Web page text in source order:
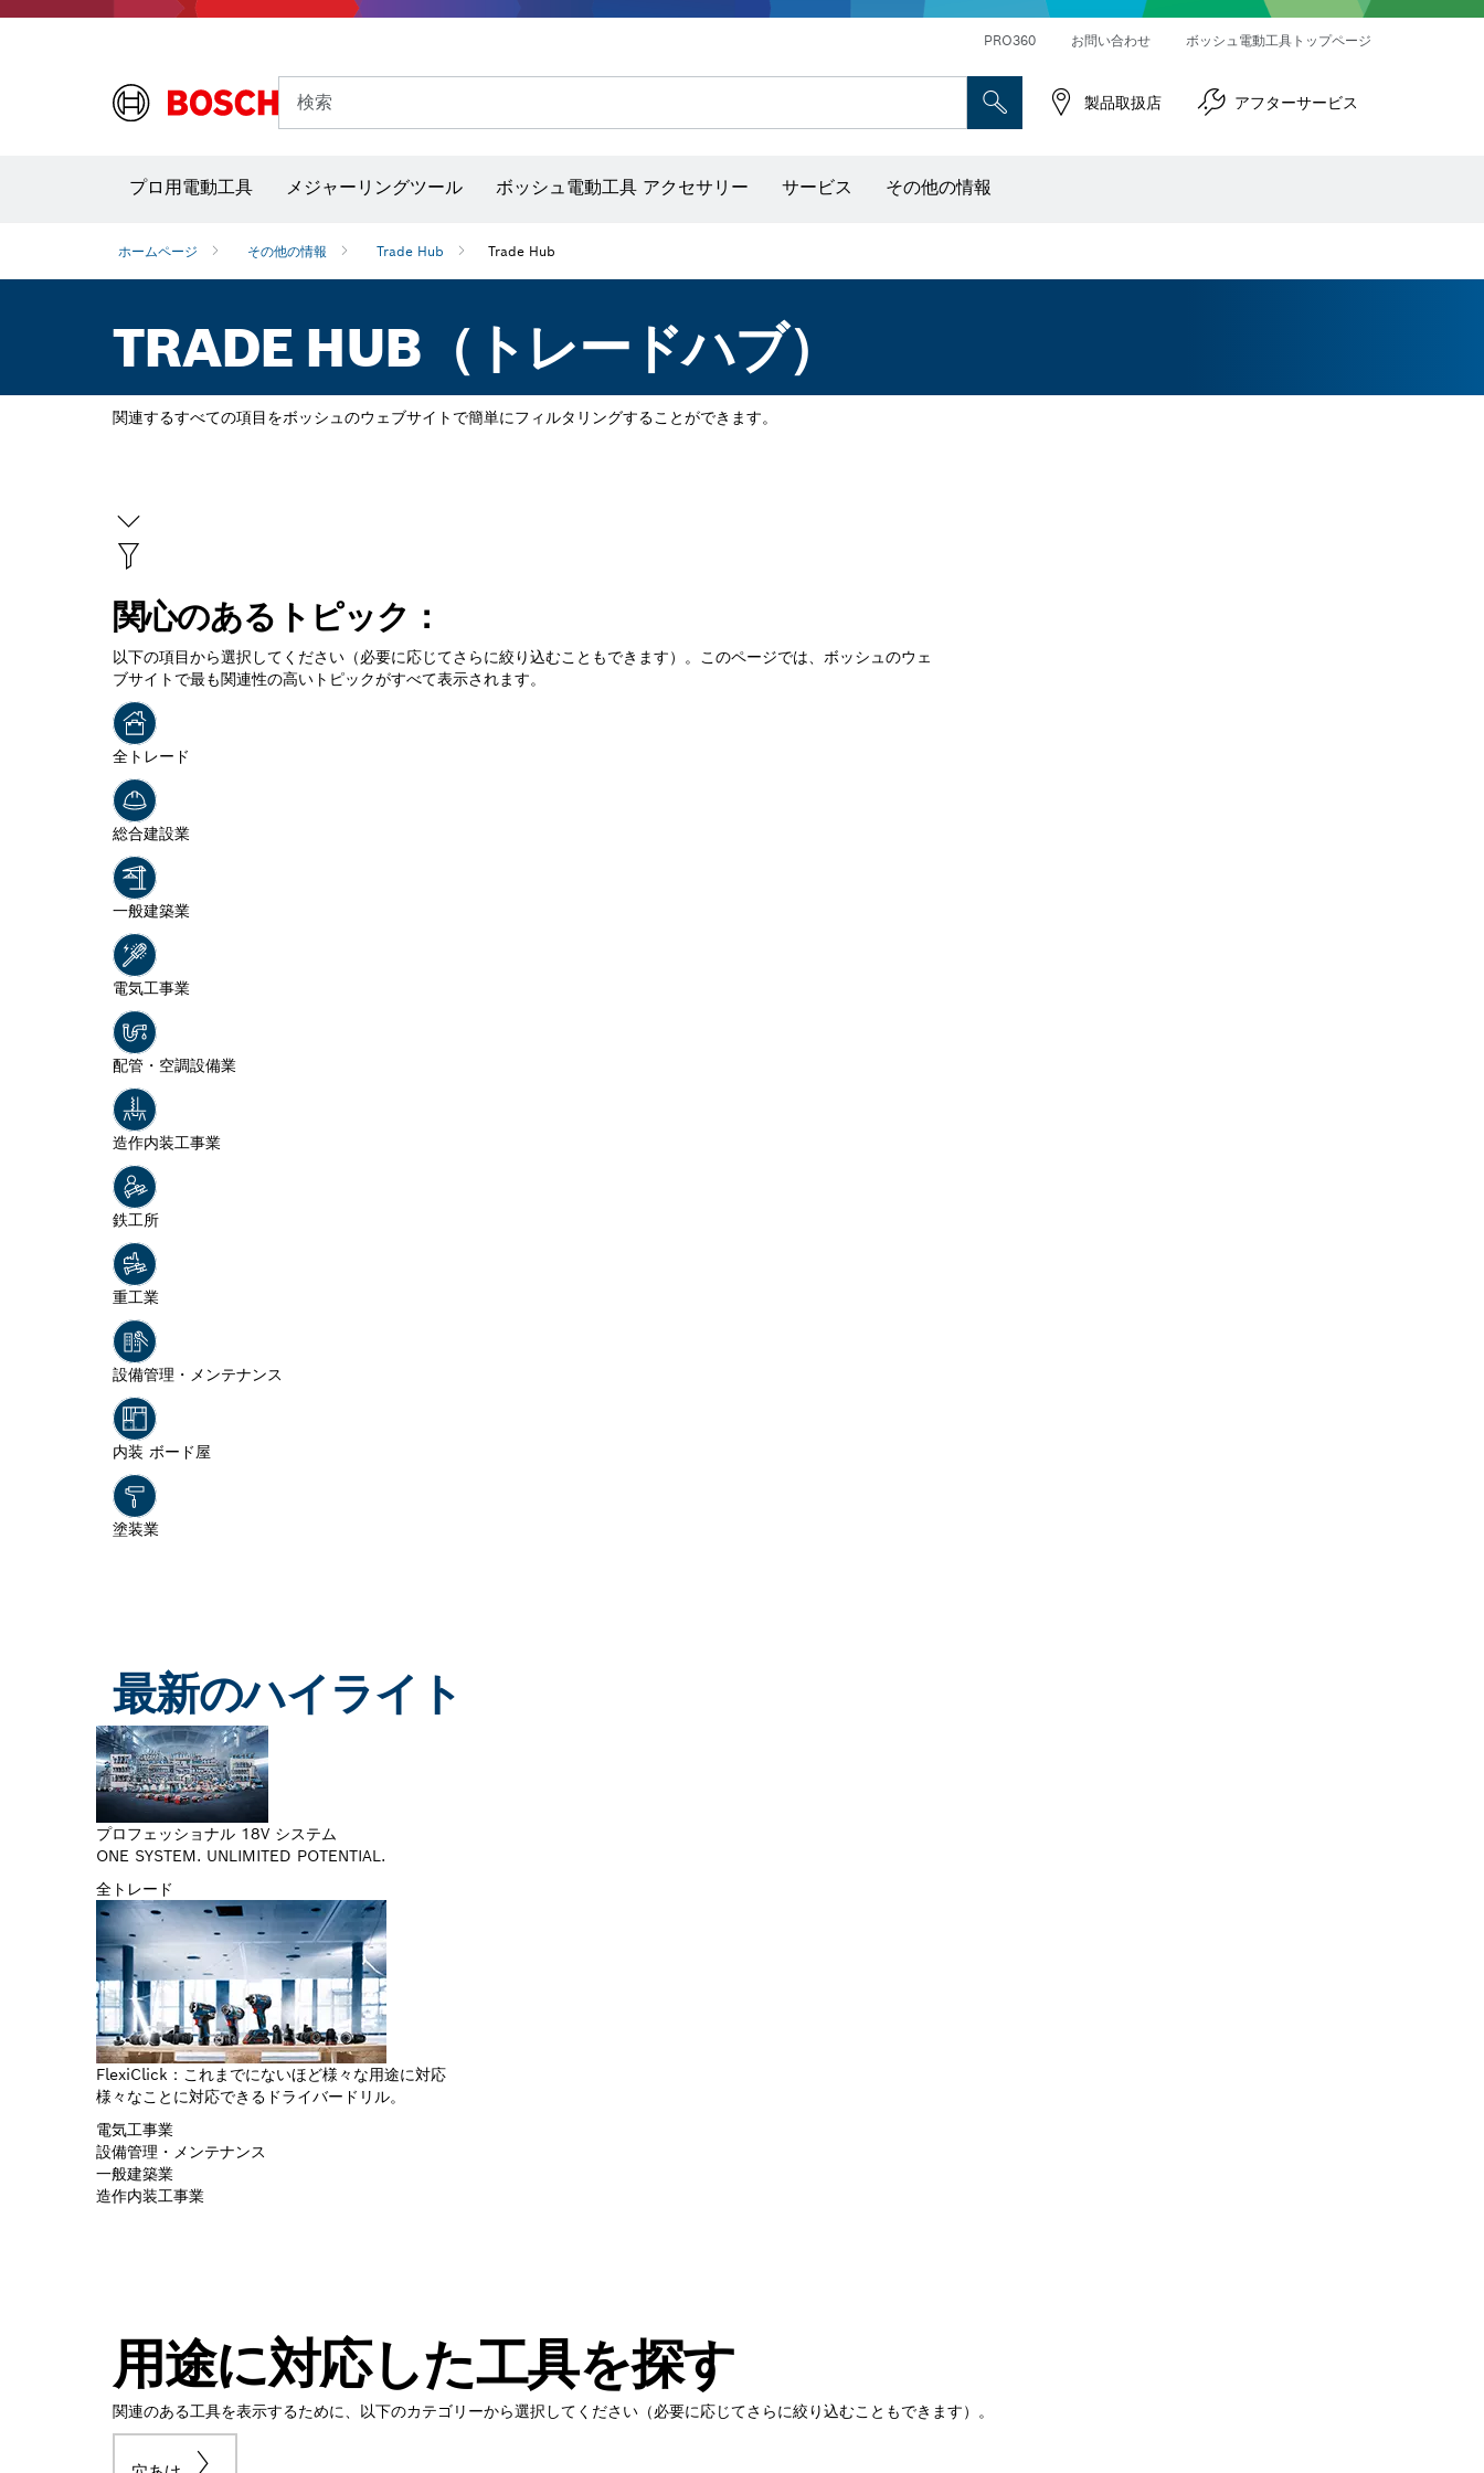
PRO360 お問い合わせ ボッシュ電動工具トップページ
検索 製品取扱店 アフターサービス
プロ用電動工具 メジャーリングツール ボッシュ電動工具 アクセサリー サービス その他の情報
ホームページ その他の情報 Trade Hub Trade Hub
TRADE HUB（トレードハブ）
関連するすべての項目をボッシュのウェブサイトで簡単にフィルタリングすることができます。
関心のあるトピック：
以下の項目から選択してください（必要に応じてさらに絞り込むこともできます）。このページでは、ボッシュのウェ
ブサイトで最も関連性の高いトピックがすべて表示されます。
全トレード
総合建設業
一般建築業
電気工事業
配管・空調設備業
造作内装工事業
鉄工所
重工業
設備管理・メンテナンス
内装 ボード屋
塗装業
最新のハイライト
プロフェッショナル 18V システム
ONE SYSTEM. UNLIMITED POTENTIAL.
全トレード
FlexiClick：これまでにないほど様々な用途に対応
様々なことに対応できるドライバードリル。
電気工事業
設備管理・メンテナンス
一般建築業
造作内装工事業
用途に対応した工具を探す
関連のある工具を表示するために、以下のカテゴリーから選択してください（必要に応じてさらに絞り込むこともできます）。